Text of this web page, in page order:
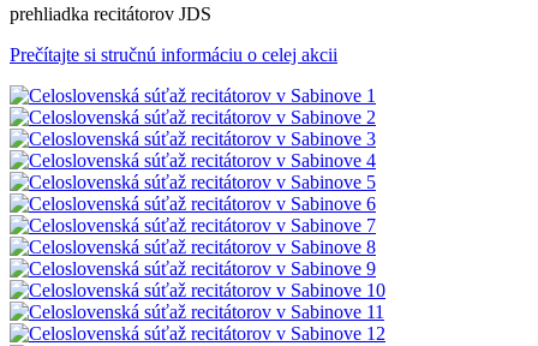
prehliadka recitátorov JDS
Prečítajte si stručnú informáciu o celej akcii